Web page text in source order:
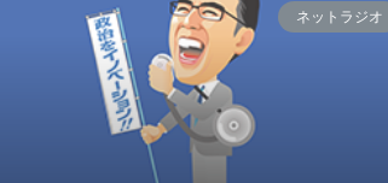
ネットラジオ